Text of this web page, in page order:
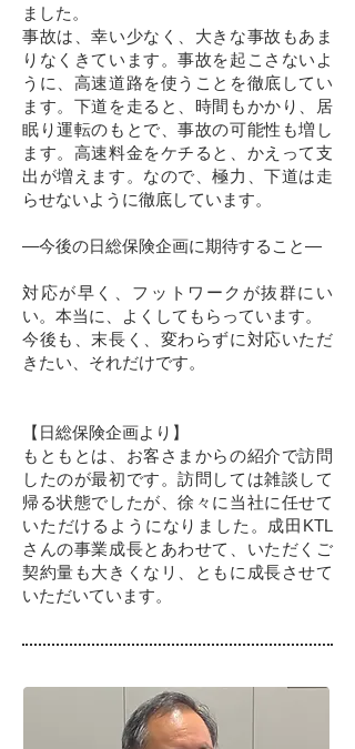
ました。
事故は、幸い少なく、大きな事故もあま
りなくきています。事故を起こさないよ
うに、高速道路を使うことを徹底してい
ます。下道を走ると、時間もかかり、居
眠り運転のもとで、事故の可能性も増し
ます。高速料金をケチると、かえって支
出が増えます。なので、極力、下道は走
らせないように徹底しています。
―今後の日総保険企画に期待すること―
対応が早く、フットワークが抜群にい
い。本当に、よくしてもらっています。
今後も、末長く、変わらずに対応いただ
きたい、それだけです。
【日総保険企画より】
もともとは、お客さまからの紹介で訪問
したのが最初です。訪問しては雑談して
帰る状態でしたが、徐々に当社に任せて
いただけるようになりました。成田KTL
さんの事業成長とあわせて、いただくご
契約量も大きくなリ、ともに成長させて
いただいています。